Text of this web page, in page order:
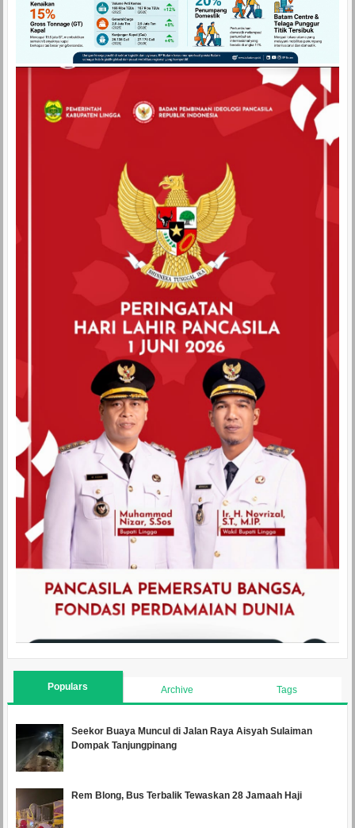
Populars Archive Tags
Seekor Buaya Muncul di Jalan Raya Aisyah Sulaiman
Dompak Tanjungpinang
Rem Blong, Bus Terbalik Tewaskan 28 Jamaah Haji